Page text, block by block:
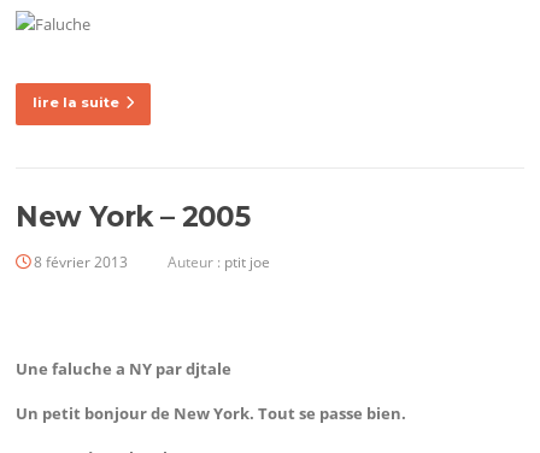
lire la suite
New York – 2005
8 février 2013 Auteur : ptit joe
Une faluche a NY pardjtale
Un petit bonjour de New York. Tout se passe bien.